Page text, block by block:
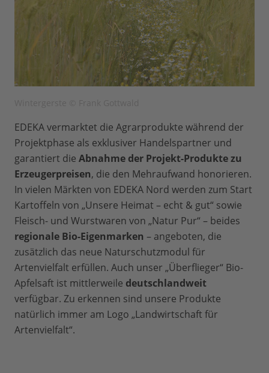
EDEKA vermarktet die Agrarprodukte während der
Projektphase als exklusiver Handelspartner und
garantiert die Abnahme der Projekt-Produkte zu
Erzeugerpreisen, die den Mehraufwand honorieren.
In vielen Märkten von EDEKA Nord werden zum Start
Kartoffeln von „Unsere Heimat – echt & gut“ sowie
Fleisch- und Wurstwaren von „Natur Pur“ – beides
regionale Bio-Eigenmarken – angeboten, die
zusätzlich das neue Naturschutzmodul für
Artenvielfalt erfüllen. Auch unser „Überflieger“ Bio-
Apfelsaft ist mittlerweile deutschlandweit
verfügbar. Zu erkennen sind unsere Produkte
natürlich immer am Logo „Landwirtschaft für
Artenvielfalt“.